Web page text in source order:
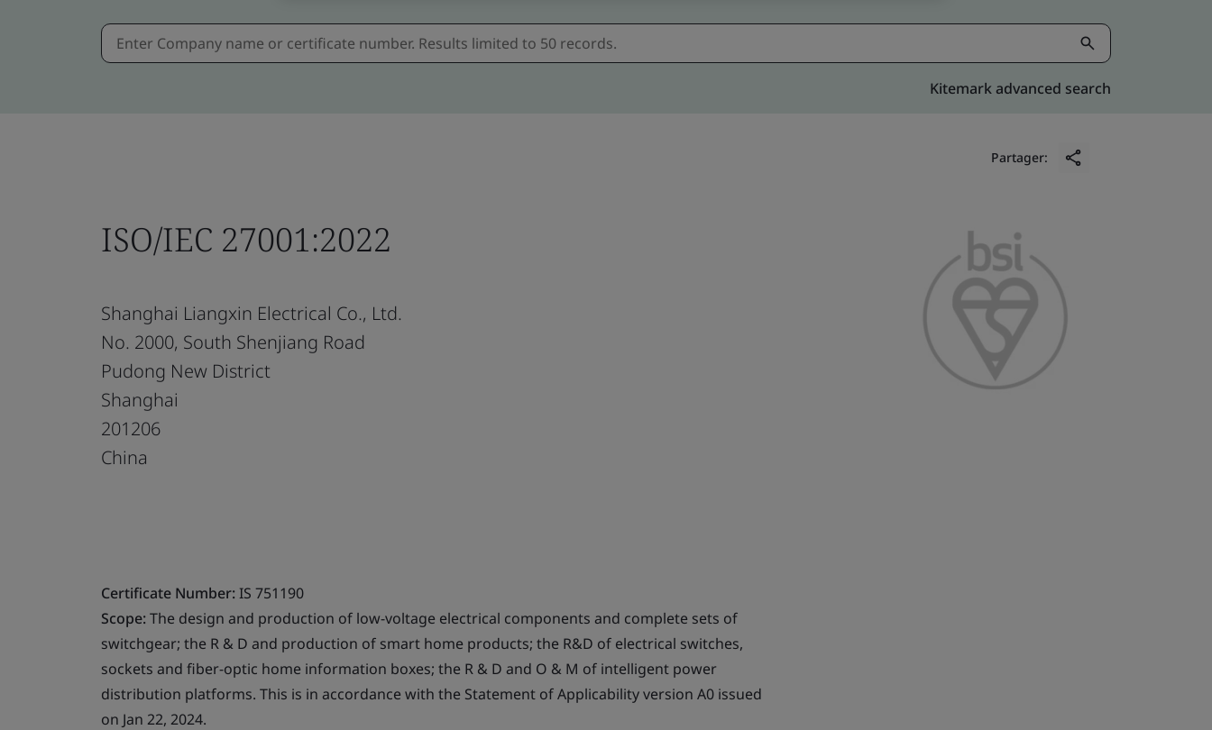
Kitemark advanced search
Partager:
ISO/IEC 27001:2022
Shanghai Liangxin Electrical Co., Ltd.
No. 2000, South Shenjiang Road
Pudong New District
Shanghai
201206
China
Certificate Number:IS 751190
Scope:The design and production of low-voltage electrical components and complete sets of
switchgear; the R & D and production of smart home products; the R&D of electrical switches,
sockets and fiber-optic home information boxes; the R & D and O & M of intelligent power
distribution platforms. This is in accordance with the Statement of Applicability version A0 issued
on Jan 22, 2024.